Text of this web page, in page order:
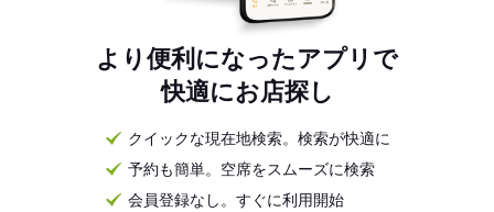
より便利になったアプリで
快適にお店探し
クイックな現在地検索。検索が快適に
予約も簡単。空席をスムーズに検索
会員登録なし。すぐに利用開始